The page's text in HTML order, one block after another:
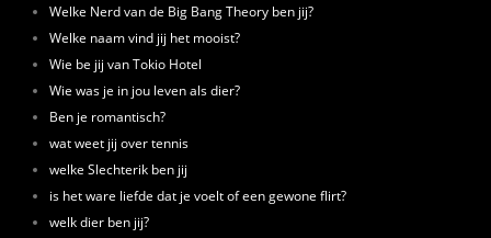
Welke Nerd van de Big Bang Theory ben jij?
Welke naam vind jij het mooist?
Wie be jij van Tokio Hotel
Wie was je in jou leven als dier?
Ben je romantisch?
wat weet jij over tennis
welke Slechterik ben jij
is het ware liefde dat je voelt of een gewone flirt?
welk dier ben jij?